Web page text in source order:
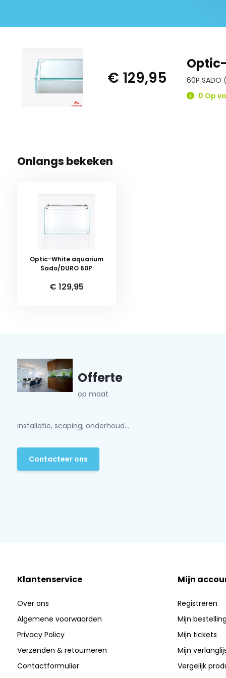
€ 129,95
60P
0 Op
Onlangs bekeken
Optic-White aquarium
Sado/DURO 60P
€ 129,95
Offerte
op maat
installatie, scaping, onderhoud...
Contacteer ons
Klantenservice
Over ons
Algemene voorwaarden
Privacy Policy
Verzenden & retourneren
Contactformulier
Mijn
Registreren
Mijn
Mijn tickets
Mijn
Vergelijk